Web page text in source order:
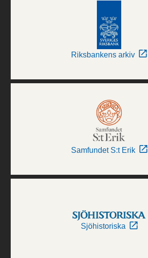
Riksbankens arkiv
Samfundet S:t Erik
Sjöhistoriska